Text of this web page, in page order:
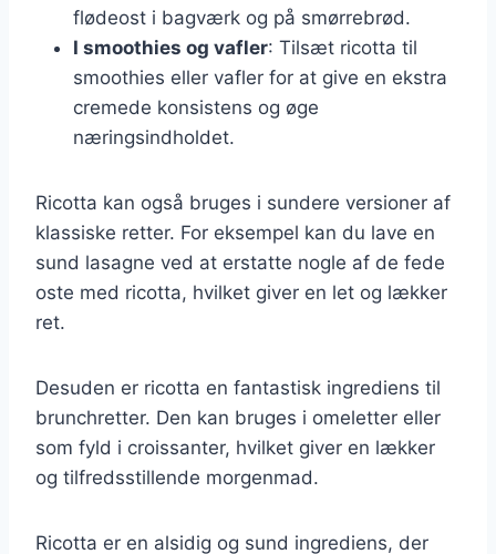
flødeost i bagværk og på smørrebrød.
I smoothies og vafler: Tilsæt ricotta til
smoothies eller vafler for at give en ekstra
cremede konsistens og øge
næringsindholdet.
Ricotta kan også bruges i sundere versioner af
klassiske retter. For eksempel kan du lave en
sund lasagne ved at erstatte nogle af de fede
oste med ricotta, hvilket giver en let og lækker
ret.
Desuden er ricotta en fantastisk ingrediens til
brunchretter. Den kan bruges i omeletter eller
som fyld i croissanter, hvilket giver en lækker
og tilfredsstillende morgenmad.
Ricotta er en alsidig og sund ingrediens, der